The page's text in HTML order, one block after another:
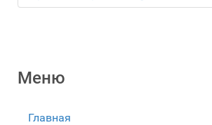
Меню
Главная